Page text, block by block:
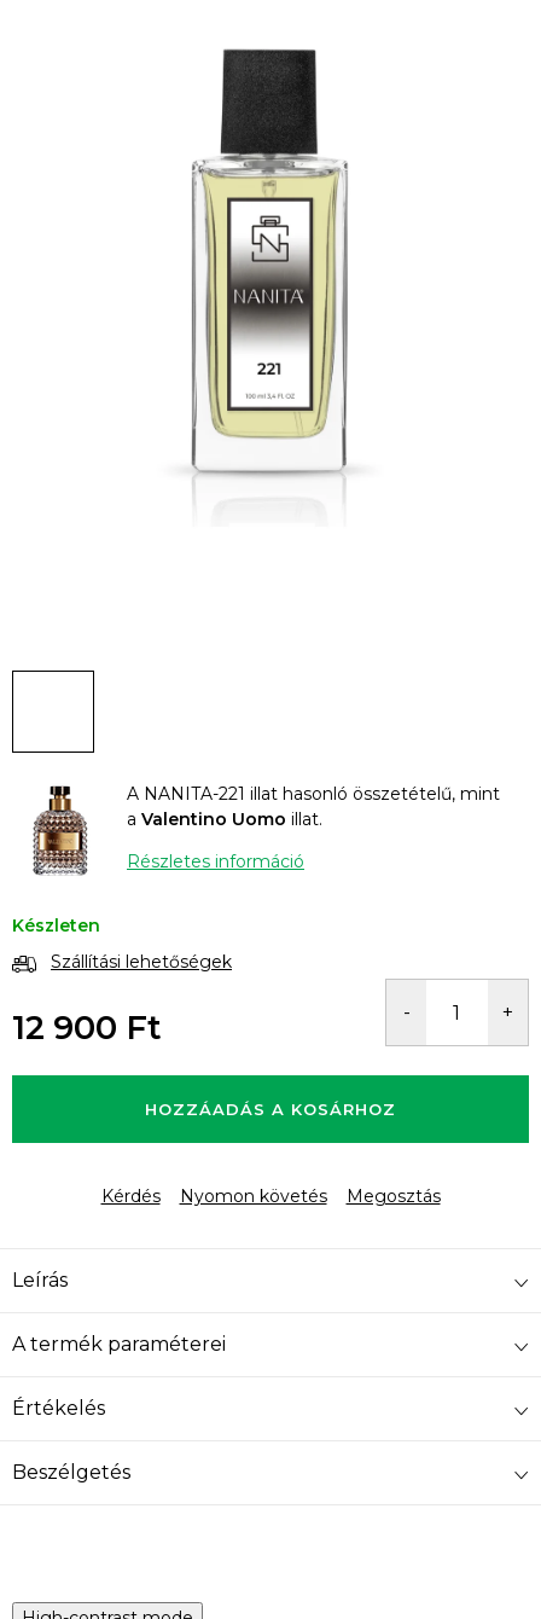
A NANITA-221 illat hasonló összetételű, mint
a Valentino Uomo illat.
Részletes információ
Készleten
Szállítási lehetőségek
12 900 Ft
HOZZÁADÁS A KOSÁRHOZ
Kérdés Nyomon követés Megosztás
Leírás
A termék paraméterei
Értékelés
Beszélgetés